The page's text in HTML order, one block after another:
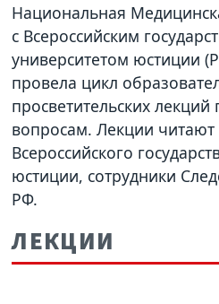
Национальная
с Всероссийским
университетом юстиции
провела цикл
просветительских
вопросам. Лекции
Всероссийского
юстиции, сотрудники
РФ.
ЛЕКЦИИ